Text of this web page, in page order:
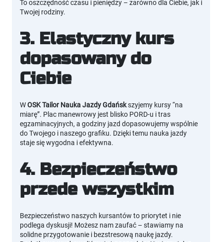
To oszczędność czasu i pieniędzy – zarówno dla Ciebie, jak i
Twojej rodziny.
3. Elastyczny kurs
dopasowany do
Ciebie
WOSK Tailor Nauka Jazdy Gdańskszyjemy kursy “na
miarę”. Plac manewrowy jest blisko PORD-u i tras
egzaminacyjnych, a godziny jazd dopasowujemy wspólnie
do Twojego i naszego grafiku. Dzięki temu nauka jazdy
staje się wygodna i efektywna.
4. Bezpieczeństwo
przede wszystkim
Bezpieczeństwo naszych kursantów to priorytet i nie
podlega dyskusji! Możesz nam zaufać – stawiamy na
solidne przygotowanie i bezstresową naukę jazdy.